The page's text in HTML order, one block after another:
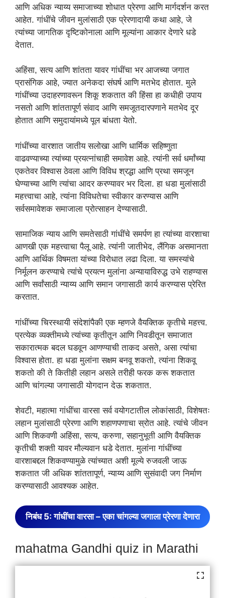
आणि अधिक न्याय्य समाजाच्या शोधात प्रेरणा आणि मार्गदर्शन करत
आहेत. गांधींचे जीवन मुलांसाठी एक प्रेरणादायी कथा आहे, जे
त्यांच्या जागतिक दृष्टिकोनाला आणि मूल्यांना आकार देणारे धडे
देतात.
अहिंसा, सत्य आणि शांतता यावर गांधींचा भर आजच्या जगात
प्रासंगिक आहे, ज्यात अनेकदा संघर्ष आणि मतभेद होतात. मुले
गांधींच्या उदाहरणावरून शिकू शकतात की हिंसा हा कधीही उपाय
नसतो आणि शांततापूर्ण संवाद आणि समजूतदारपणाने मतभेद दूर
होतात आणि समुदायांमध्ये पूल बांधता येतो.
गांधींच्या वारशात जातीय सलोखा आणि धार्मिक सहिष्णुता
वाढवण्याच्या त्यांच्या प्रयत्नांचाही समावेश आहे. त्यांनी सर्व धर्मांच्या
एकतेवर विश्वास ठेवला आणि विविध श्रद्धा आणि प्रथा समजून
घेण्याच्या आणि त्यांचा आदर करण्यावर भर दिला. हा धडा मुलांसाठी
महत्त्वाचा आहे, त्यांना विविधतेचा स्वीकार करण्यास आणि
सर्वसमावेशक समाजाला प्रोत्साहन देण्यासाठी.
सामाजिक न्याय आणि समतेसाठी गांधींचे समर्पण हा त्यांच्या वारशाचा
आणखी एक महत्त्वाचा पैलू आहे. त्यांनी जातीभेद, लैंगिक असमानता
आणि आर्थिक विषमता यांच्या विरोधात लढा दिला. या समस्यांचे
निर्मूलन करण्याचे त्यांचे प्रयत्न मुलांना अन्यायाविरुद्ध उभे राहण्यास
आणि सर्वांसाठी न्याय्य आणि समान जगासाठी कार्य करण्यास प्रेरित
करतात.
गांधींच्या चिरस्थायी संदेशांपैकी एक म्हणजे वैयक्तिक कृतीचे महत्त्व.
प्रत्येक व्यक्तीमध्ये त्यांच्या कृतीतून आणि निवडीतून समाजात
सकारात्मक बदल घडवून आणण्याची ताकद असते, असा त्यांचा
विश्वास होता. हा धडा मुलांना सक्षम बनवू शकतो, त्यांना शिकवू
शकतो की ते कितीही लहान असले तरीही फरक करू शकतात
आणि चांगल्या जगासाठी योगदान देऊ शकतात.
शेवटी, महात्मा गांधींचा वारसा सर्व वयोगटातील लोकांसाठी, विशेषतः
लहान मुलांसाठी प्रेरणा आणि शहाणपणाचा स्रोत आहे. त्यांचे जीवन
आणि शिकवणी अहिंसा, सत्य, करुणा, सहानुभूती आणि वैयक्तिक
कृतीची शक्ती यावर मौल्यवान धडे देतात. मुलांना गांधींच्या
वारशाबद्दल शिकवण्यामुळे त्यांच्यात अशी मूल्ये रुजवली जाऊ
शकतात जी अधिक शांततापूर्ण, न्याय्य आणि सुसंवादी जग निर्माण
करण्यासाठी आवश्यक आहेत.
निबंध 5: गांधींचा वारसा – एका चांगल्या जगाला प्रेरणा देणारा
mahatma Gandhi quiz in Marathi